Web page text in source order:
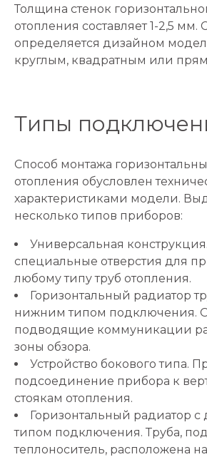
Толщина стенок
отопления составляет 1-2,5
определяется дизайном
круглым, квадратным или
Типы
Способ монтажа
отопления обусловлен
характеристиками модели.
несколько типов приборов:
Универсальная
специальные отверстия для
любому типу труб отопления.
Горизонтальный радиатор
нижним типом подключения.
подводящие коммуникации
зоны обзора.
Устройство бокового типа.
подсоединение прибора к
стоякам отопления.
Горизонтальный радиатор
типом подключения. Труба,
теплоноситель, расположена